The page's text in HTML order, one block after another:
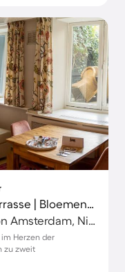
Aparthotel mit Garten und Terrasse | Bloemenmarkt in der Nähe | Gartenblick
Amsterdam, Verwaltung von Amsterdam, Niederlande
Herzen der
zu zweit